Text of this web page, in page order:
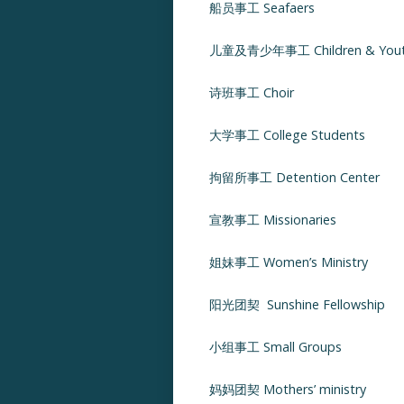
船员事工 Seafaers
儿童及青少年事工 Children &
诗班事工 Choir
大学事工 College Students
拘留所事工 Detention Center
宣教事工 Missionaries
姐妹事工 Women’s Ministry
阳光团契 Sunshine Fellowship
小组事工 Small Groups
妈妈团契 Mothers’ ministry